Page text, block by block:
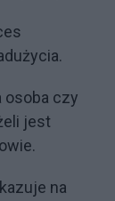
osoba czy
jest
na